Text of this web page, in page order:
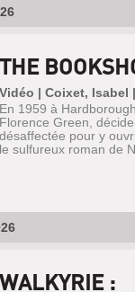
THE
Vidéo | Coixet, Isabel
En 1959 à
Florence Green,
désaffectée pour y
le sulfureux roman de
WALKYRIE :